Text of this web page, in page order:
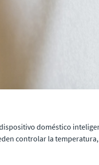
doméstico
controlar la